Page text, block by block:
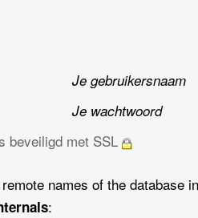
Je gebruikersnaam
Je wachtwoord
beveiligd met SSL
names of the database
: